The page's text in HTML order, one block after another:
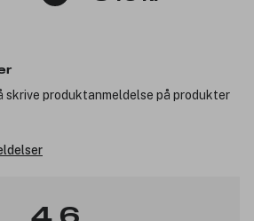
skrive produktanmeldelse på produkter